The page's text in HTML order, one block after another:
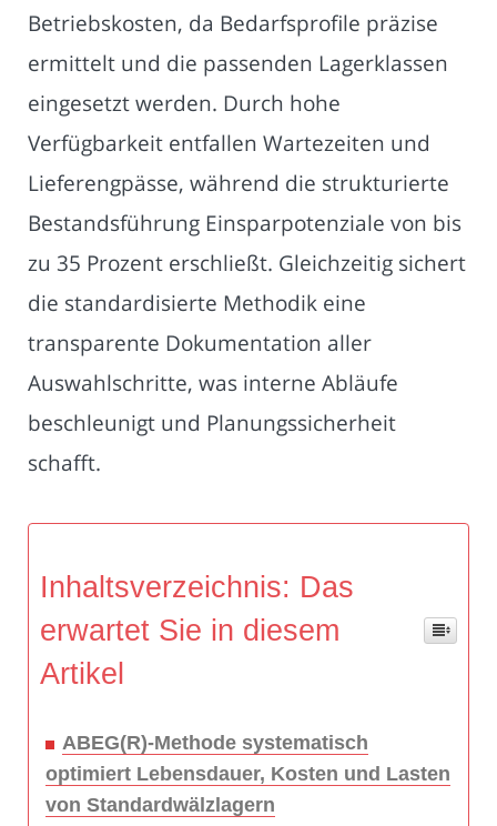
Betriebskosten, da Bedarfsprofile präzise
ermittelt und die passenden Lagerklassen
eingesetzt werden. Durch hohe
Verfügbarkeit entfallen Wartezeiten und
Lieferengpässe, während die strukturierte
Bestandsführung Einsparpotenziale von bis
zu 35 Prozent erschließt. Gleichzeitig sichert
die standardisierte Methodik eine
transparente Dokumentation aller
Auswahlschritte, was interne Abläufe
beschleunigt und Planungssicherheit
schafft.
Inhaltsverzeichnis: Das
erwartet Sie in diesem
Artikel
ABEG(R)-Methode systematisch
optimiert Lebensdauer, Kosten und Lasten
von Standardwälzlagern